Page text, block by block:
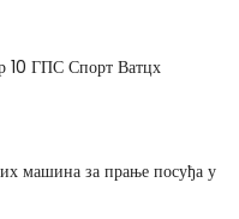
10 ГПС Спорт Ватцх
машина за прање посуђа у